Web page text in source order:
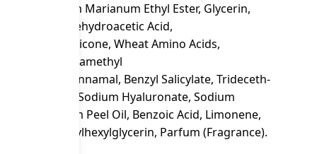
PCA, Silybum Marianum Ethyl Ester, Glycerin,
12, Dehydroacetic Acid,
Dimethicone, Wheat Amino Acids,
Glycol, Tetramethyl
Hexyl Cinnamal, Benzyl Salicylate, Trideceth-
Tocopherol, Sodium Hyaluronate, Sodium
Aurantium Peel Oil, Benzoic Acid, Limonene,
Ethylhexylglycerin, Parfum (Fragrance).